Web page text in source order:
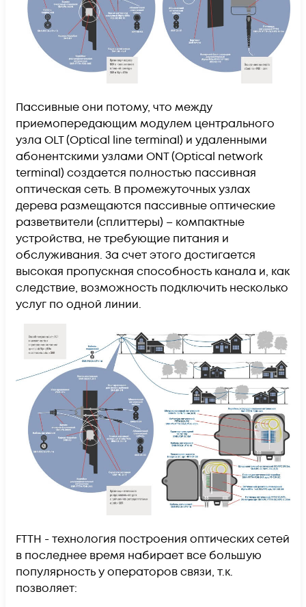
Пассивные они потому, что между
приемопередающим модулем центрального
узла OLT (Optical line terminal) и удаленными
абонентскими узлами ONT (Optical network
terminal) создается полностью пассивная
оптическая сеть. В промежуточных узлах
дерева размещаются пассивные оптические
разветвители (сплиттеры) – компактные
устройства, не требующие питания и
обслуживания. За счет этого достигается
высокая пропускная способность канала и, как
следствие, возможность подключить несколько
услуг по одной линии.
FTTH - технология построения оптических сетей
в последнее время набирает все большую
популярность у операторов связи, т.к.
позволяет: